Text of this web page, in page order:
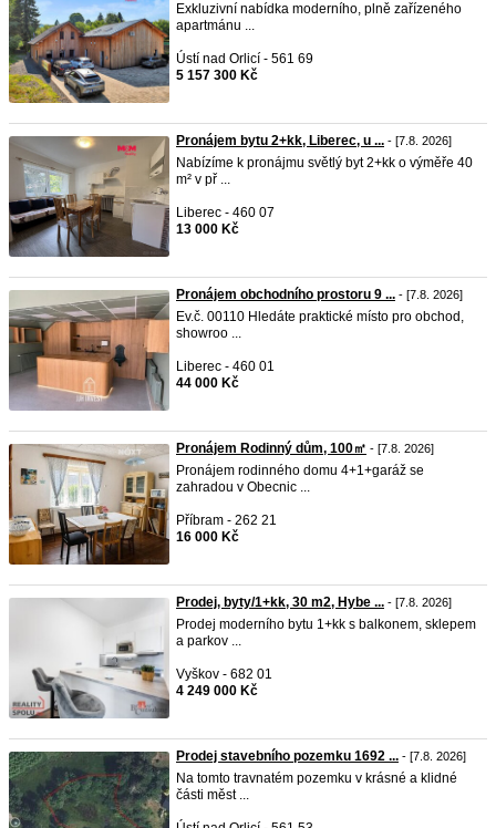
Exkluzivní nabídka moderního, plně zařízeného
apartmánu ...
Ústí nad Orlicí - 561 69
5 157 300 Kč
Pronájem bytu 2+kk, Liberec, u ... - [7.8. 2026]
Nabízíme k pronájmu světlý byt 2+kk o výměře 40
m² v př ...
Liberec - 460 07
13 000 Kč
Pronájem obchodního prostoru 9 ... - [7.8. 2026]
Ev.č. 00110 Hledáte praktické místo pro obchod,
showroo ...
Liberec - 460 01
44 000 Kč
Pronájem Rodinný dům, 100㎡ - [7.8. 2026]
Pronájem rodinného domu 4+1+garáž se
zahradou v Obecnic ...
Příbram - 262 21
16 000 Kč
Prodej, byty/1+kk, 30 m2, Hybe ... - [7.8. 2026]
Prodej moderního bytu 1+kk s balkonem, sklepem
a parkov ...
Vyškov - 682 01
4 249 000 Kč
Prodej stavebního pozemku 1692 ... - [7.8. 2026]
Na tomto travnatém pozemku v krásné a klidné
části měst ...